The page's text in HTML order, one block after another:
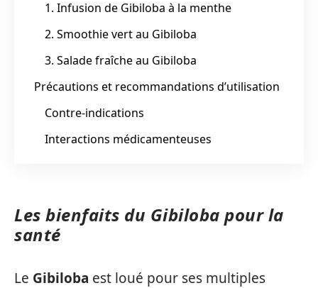
1. Infusion de Gibiloba à la menthe
2. Smoothie vert au Gibiloba
3. Salade fraîche au Gibiloba
Précautions et recommandations d’utilisation
Contre-indications
Interactions médicamenteuses
Les bienfaits du Gibiloba pour la
santé
Le Gibiloba est loué pour ses multiples